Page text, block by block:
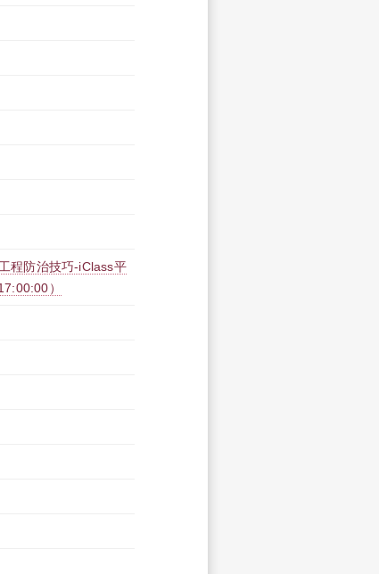
程防治技巧-iClass平
）